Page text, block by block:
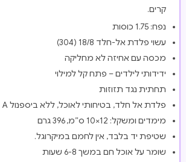
קרים.
נפח: 1.75 כוסות
עשוי פלדת אל-חלד 18/8 (304)
מכסה עם אחיזה לא מחליקה
ידידותי לילדים – פתח קל למילוי
תחתית נגד תזוזות
פלדת אל חלד, בטיחותי לאוכל, ללא ביספנול A
מימדים ומשקל: 12×10 ס״מ, 396 גרם
שטיפת יד בלבד, אין לחמם במיקרוגל.
שומר על אוכל חם במשך 6-8 שעות